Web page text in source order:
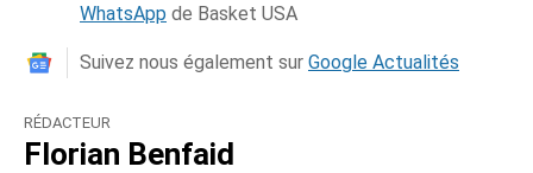
WhatsApp de Basket USA
Suivez nous également sur Google Actualités
RÉDACTEUR
Florian Benfaid